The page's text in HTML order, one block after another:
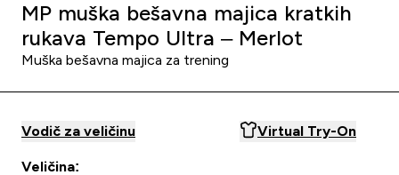
MP muška bešavna majica kratkih
rukava Tempo Ultra – Merlot
Muška bešavna majica za trening
Vodič za veličinu Virtual Try-On
Veličina: